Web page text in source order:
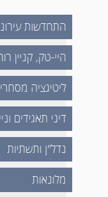
התחדשות
היי-טק, קניין
ליטיגציה
דיני תאגידים
נדל"ן ותשתיות
מלונאות